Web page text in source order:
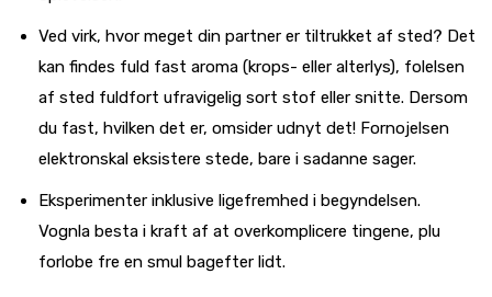
Ved virk, hvor meget din partner er tiltrukket af sted? Det
kan findes fuld fast aroma (krops- eller alterlys), folelsen
af sted fuldfort ufravigelig sort stof eller snitte. Dersom
du fast, hvilken det er, omsider udnyt det! Fornojelsen
elektronskal eksistere stede, bare i sadanne sager.
Eksperimenter inklusive ligefremhed i begyndelsen.
Vognla besta i kraft af at overkomplicere tingene, plu
forlobe fre en smul bagefter lidt.